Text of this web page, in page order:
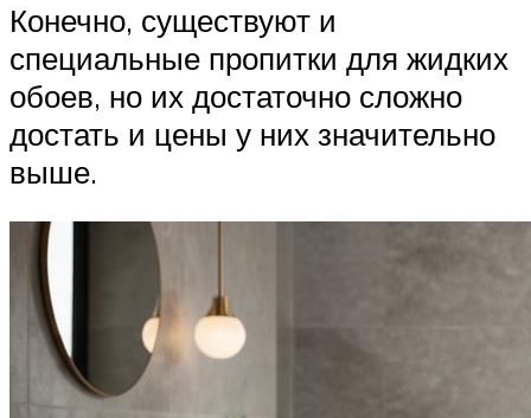
Конечно, существуют и
специальные пропитки для жидких
обоев, но их достаточно сложно
достать и цены у них значительно
выше.